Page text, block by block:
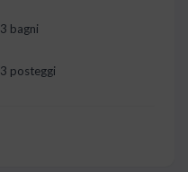
3 bagni
3 posteggi